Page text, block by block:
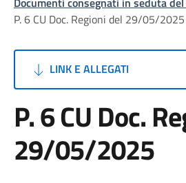
P. 6 CU Doc. Regioni del 29/05/2025
LINK E ALLEGATI
P. 6 CU Doc.
29/05/2025